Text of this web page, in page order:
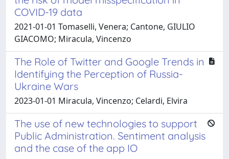
COVID-19 data
2021-01-01 Tomaselli, Venera; Cantone, GIULIO
GIACOMO; Miracula, Vincenzo
The Role of Twitter and Google Trends in
Identifying the Perception of Russia-
Ukraine Wars
2023-01-01 Miracula, Vincenzo; Celardi, Elvira
The use of new technologies to support
Public Administration. Sentiment analysis
and the case of the app IO